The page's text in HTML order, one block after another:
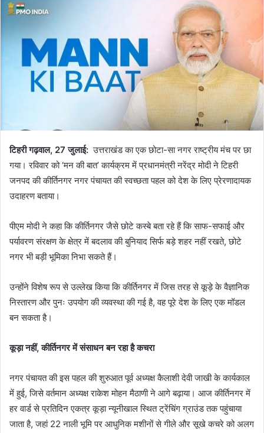
टिहरी गढ़वाल, 27 जुलाई: उत्तराखंड का एक छोटा-सा नगर राष्ट्रीय मंच पर छा
गया। रविवार को ‘मन की बात’ कार्यक्रम में प्रधानमंत्री नरेंद्र मोदी ने टिहरी
जनपद की कीर्तिनगर नगर पंचायत की स्वच्छता पहल को देश के लिए प्रेरणादायक
उदाहरण बताया।
पीएम मोदी ने कहा कि कीर्तिनगर जैसे छोटे कस्बे बता रहे हैं कि साफ-सफाई और
पर्यावरण संरक्षण के क्षेत्र में बदलाव की बुनियाद सिर्फ बड़े शहर नहीं रखते, छोटे
नगर भी बड़ी भूमिका निभा सकते हैं।
उन्होंने विशेष रूप से उल्लेख किया कि कीर्तिनगर में जिस तरह से कूड़े के वैज्ञानिक
निस्तारण और पुनः उपयोग की व्यवस्था की गई है, वह पूरे देश के लिए एक मॉडल
बन सकता है।
कूड़ा नहीं, कीर्तिनगर में संसाधन बन रहा है कचरा
नगर पंचायत की इस पहल की शुरुआत पूर्व अध्यक्ष कैलाशी देवी जाखी के कार्यकाल
में हुई, जिसे वर्तमान अध्यक्ष राकेश मोहन मैठाणी ने आगे बढ़ाया। आज कीर्तिनगर में
हर वार्ड से प्रतिदिन एकत्र कूड़ा न्यूनीखाल स्थित ट्रेंचिंग ग्राउंड तक पहुंचाया
जाता है, जहां 22 नाली भूमि पर आधुनिक मशीनों से गीले और सूखे कचरे को अलग